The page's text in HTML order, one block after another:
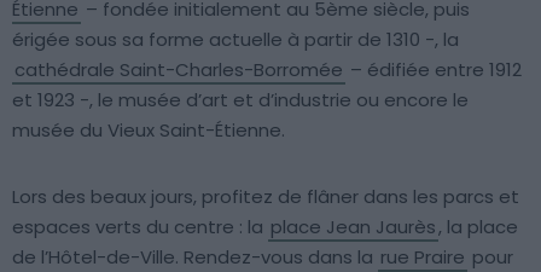
Étienne – fondée initialement au 5ème siècle, puis
érigée sous sa forme actuelle à partir de 1310 -, la
cathédrale Saint-Charles-Borromée – édifiée entre 1912
et 1923 -, le musée d’art et d’industrie ou encore le
musée du Vieux Saint-Étienne.
Lors des beaux jours, profitez de flâner dans les parcs et
espaces verts du centre : la place Jean Jaurès, la place
de l’Hôtel-de-Ville. Rendez-vous dans la rue Praire pour